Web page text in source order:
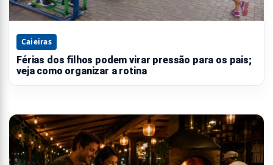
Caieiras
Férias dos filhos podem virar pressão para os pais;
veja como organizar a rotina